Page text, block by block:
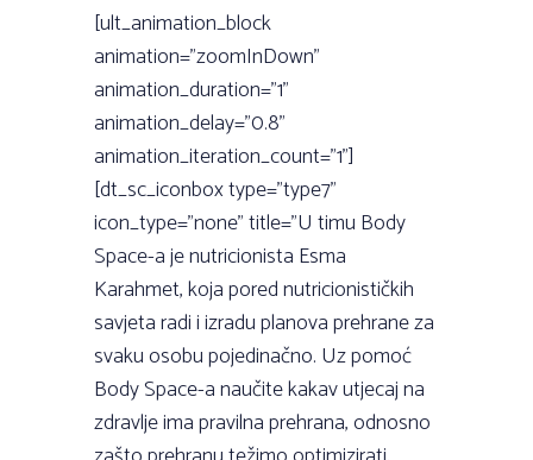
[ult_animation_block
animation=”zoomInDown”
animation_duration=”1”
animation_delay=”0.8”
animation_iteration_count=”1”]
[dt_sc_iconbox type=”type7”
icon_type=”none” title=”U timu Body
Space-a je nutricionista Esma
Karahmet, koja pored nutricionističkih
savjeta radi i izradu planova prehrane za
svaku osobu pojedinačno. Uz pomoć
Body Space-a naučite kakav utjecaj na
zdravlje ima pravilna prehrana, odnosno